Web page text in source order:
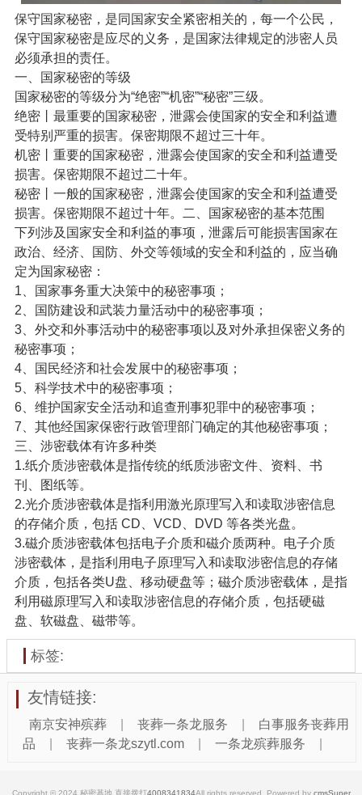
保守国家秘密，是同国家安全紧密相关的，每一个公民，
保守国家秘密是应尽的义务，是国家法律规定的涉密人员
必须承担的责任。
一、国家秘密的等级
国家秘密的等级分为“绝密”“机密”“秘密”三级。
绝密丨最重要的国家秘密，泄露会使国家的安全和利益遭
受特别严重的损害。保密期限不超过三十年。
机密丨重要的国家秘密，泄露会使国家的安全和利益遭受
损害。保密期限不超过二十年。
秘密丨一般的国家秘密，泄露会使国家的安全和利益遭受
损害。保密期限不超过十年。二、国家秘密的基本范围
下列涉及国家安全和利益的事项，泄露后可能损害国家在
政治、经济、国防、外交等领域的安全和利益的，应当确
定为国家秘密：
1、国家事务重大决策中的秘密事项；
2、国防建设和武装力量活动中的秘密事项；
3、外交和外事活动中的秘密事项以及对外承担保密义务的
秘密事项；
4、国民经济和社会发展中的秘密事项；
5、科学技术中的秘密事项；
6、维护国家安全活动和追查刑事犯罪中的秘密事项；
7、其他经国家保密行政管理部门确定的其他秘密事项；
三、涉密载体有许多种类
1.纸介质涉密载体是指传统的纸质涉密文件、资料、书
刊、图纸等。
2.光介质涉密载体是指利用激光原理写入和读取涉密信息
的存储介质，包括 CD、VCD、DVD 等各类光盘。
3.磁介质涉密载体包括电子介质和磁介质两种。电子介质
涉密载体，是指利用电子原理写入和读取涉密信息的存储
介质，包括各类U盘、移动硬盘等；磁介质涉密载体，是指
利用磁原理写入和读取涉密信息的存储介质，包括硬磁
盘、软磁盘、磁带等。
标签:
友情链接:
南京安神殡葬 丧葬一条龙服务
白事服务丧葬用
品
丧葬一条龙szytl.com 一条龙殡葬服务
Copyright © 2024 秘密基地 直接拨打4008341834All rights reserved. Powered by cmsSuper